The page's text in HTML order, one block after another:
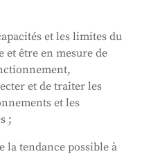
et les limites du
et être en mesure de
et de traiter les
et les
;
la tendance possible à